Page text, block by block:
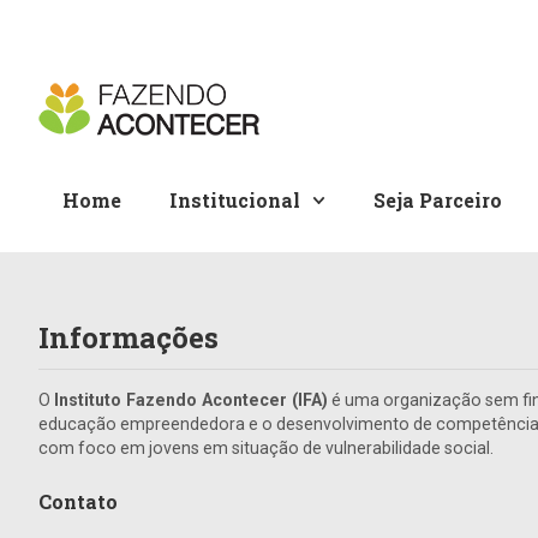
Home Institucional Seja Parceiro
Informações
O Instituto Fazendo Acontecer (IFA) é uma organização sem
educação empreendedora e o desenvolvimento de
com foco em jovens em situação de vulnerabilidade social.
Contato